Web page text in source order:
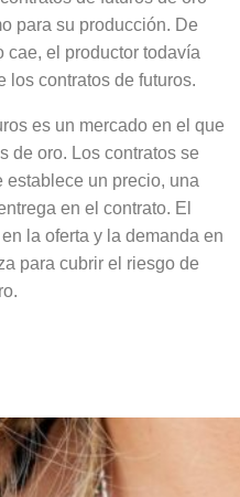
para su producción. De
cae, el productor todavía
los contratos de futuros.
es un mercado en el que
de oro. Los contratos se
establece un precio, una
en el contrato. El
la oferta y la demanda en
para cubrir el riesgo de